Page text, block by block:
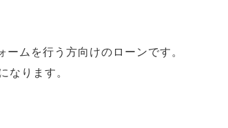
ムを行う方向けのローンです。
ります。